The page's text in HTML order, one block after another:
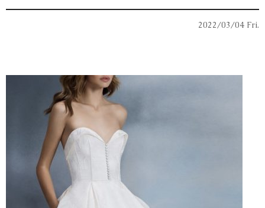
2022/03/04 Fri.